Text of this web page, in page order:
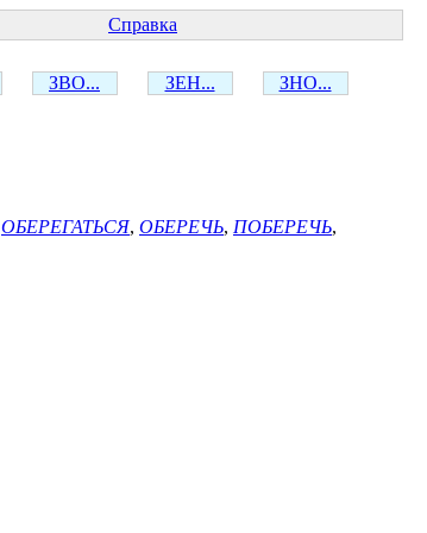
Справка
ЗВО... ЗЕН... ЗНО...
ОБЕРЕГАТЬСЯ, ОБЕРЕЧЬ, ПОБЕРЕЧЬ,